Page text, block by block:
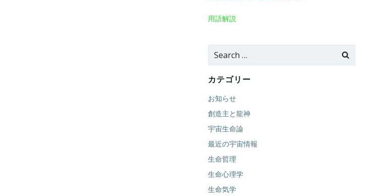
用語解説
Search
カテゴリー
お知らせ
創造主と龍神
宇宙生命論
最近の宇宙情報
生命哲理
生命心理学
生命気学